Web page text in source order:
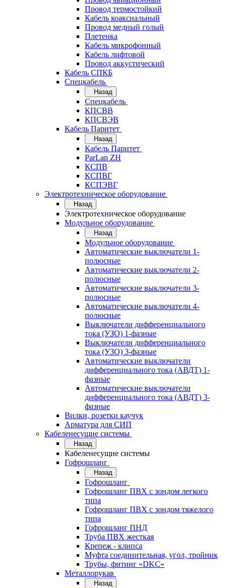
Провод термостойкий
Кабель коаксиальный
Провод медный голый
Плетенка
Кабель микрофонный
Кабель лифтовой
Провод аккустический
Кабель СПКБ
Спецкабель
Назад
Спецкабель
КПСВВ
КПСВЭВ
Кабель Паритет
Назад
Кабель Паритет
ParLan ZH
КСПВ
КСПВГ
КСПЭВГ
Электротехническое оборудование
Назад
Электротехническое оборудование
Модульное оборудование
Назад
Модульное оборудование
Автоматические выключатели 1-
полюсные
Автоматические выключатели 2-
полюсные
Автоматические выключатели 3-
полюсные
Автоматические выключатели 4-
полюсные
Выключатели дифференциального
тока (УЗО) 1-фазные
Выключатели дифференциального
тока (УЗО) 3-фазные
Автоматические выключатели
дифференциального тока (АВДТ) 1-
фазные
Автоматические выключатели
дифференциального тока (АВДТ) 3-
фазные
Вилки, розетки каучук
Арматура для СИП
Кабеленесущие системы
Назад
Кабеленесущие системы
Гофрошланг
Назад
Гофрошланг
Гофрошланг ПВХ с зондом легкого
типа
Гофрошланг ПВХ с зондом тяжелого
типа
Гофрошланг ПНД
Труба ПВХ жесткая
Крепеж - клипса
Муфта соединительная, угол, тройник
Трубы, фитинг «DKC»
Металлорукав
Назад